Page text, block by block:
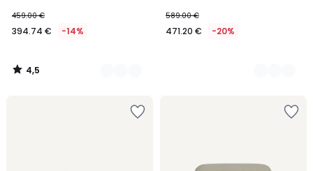
459.00 €
394.74 € -14%
4,5
/
589.00 €
471.20 € -20%